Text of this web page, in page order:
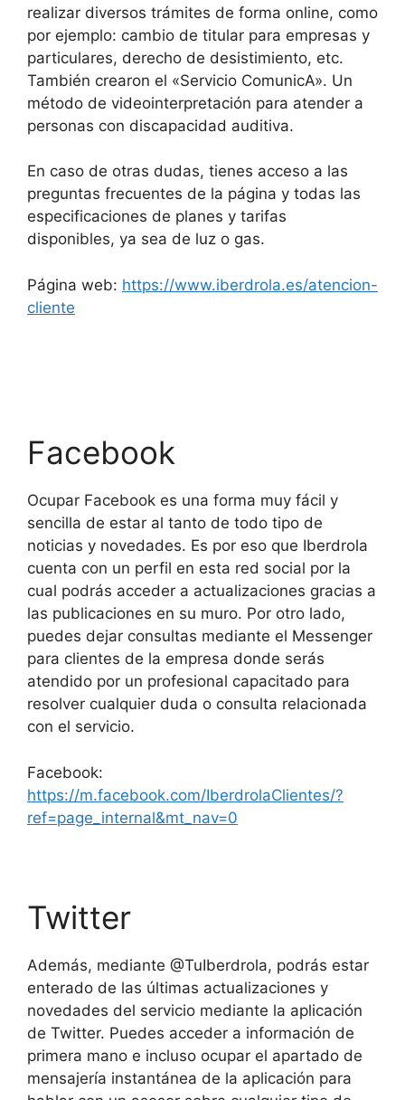
realizar diversos trámites de forma online, como
por ejemplo: cambio de titular para empresas y
particulares, derecho de desistimiento, etc.
También crearon el «Servicio ComunicA». Un
método de videointerpretación para atender a
personas con discapacidad auditiva.
En caso de otras dudas, tienes acceso a las
preguntas frecuentes de la página y todas las
especificaciones de planes y tarifas
disponibles, ya sea de luz o gas.
Página web: https://www.iberdrola.es/atencion-
cliente
Facebook
Ocupar Facebook es una forma muy fácil y
sencilla de estar al tanto de todo tipo de
noticias y novedades. Es por eso que Iberdrola
cuenta con un perfil en esta red social por la
cual podrás acceder a actualizaciones gracias a
las publicaciones en su muro. Por otro lado,
puedes dejar consultas mediante el Messenger
para clientes de la empresa donde serás
atendido por un profesional capacitado para
resolver cualquier duda o consulta relacionada
con el servicio.
Facebook:
https://m.facebook.com/IberdrolaClientes/?
ref=page_internal&mt_nav=0
Twitter
Además, mediante @TuIberdrola, podrás estar
enterado de las últimas actualizaciones y
novedades del servicio mediante la aplicación
de Twitter. Puedes acceder a información de
primera mano e incluso ocupar el apartado de
mensajería instantánea de la aplicación para